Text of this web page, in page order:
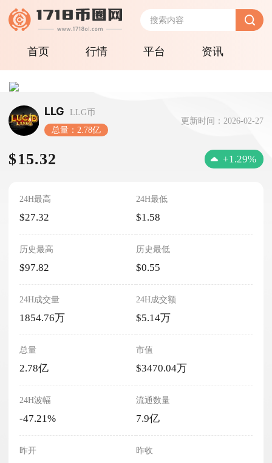
首页 行情 平台 资讯
LLG
LLG币
总量：2.78亿
更新时间：2026-02-27
$15.32 +1.29%
24H最高
$27.32
24H最低
$1.58
历史最高
$97.82
历史最低
$0.55
24H成交量
1854.76万
24H成交额
$5.14万
总量
2.78亿
市值
$3470.04万
24H波幅
-47.21%
流通数量
7.9亿
昨开 昨收